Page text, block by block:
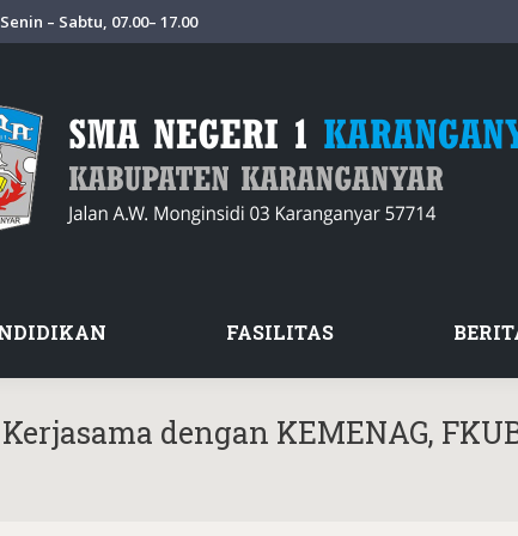
Senin – Sabtu, 07.00– 17.00
FASILITAS
dengan KEMENAG,